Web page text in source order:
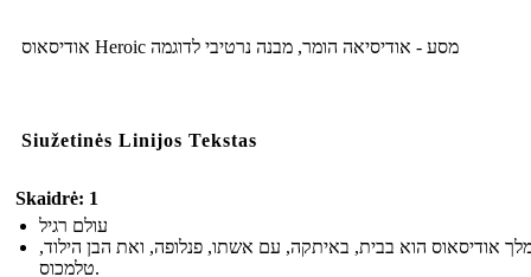
אודיסאוס Heroic מסע - אודיסיאה הומר, מבנה נרטיבי לדוגמה
Siužetinės Linijos Tekstas
Skaidrė: 1
עולם רגיל
אודיסאוס הוא בבית, באיתקה, עם אשתו, פנלופה, ואת הבן הילוד,
טלמכוס.